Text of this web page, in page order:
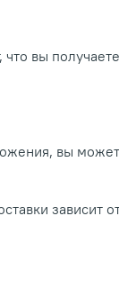
вы
вы
зависит